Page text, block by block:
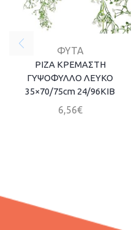
ΦΥΤΑ
ΡΙΖΑ ΚΡΕΜΑΣΤΗ
ΓΥΨΟΦΥΛΛΟ ΛΕΥΚΟ
35×70/75cm 24/96ΚΙΒ
6,56€